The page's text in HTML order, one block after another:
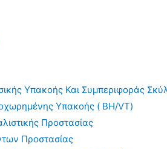
Υπακοής Και Συμπεριφοράς
Υπακοής ( BH/VT)
Προστασίας
Προστασίας